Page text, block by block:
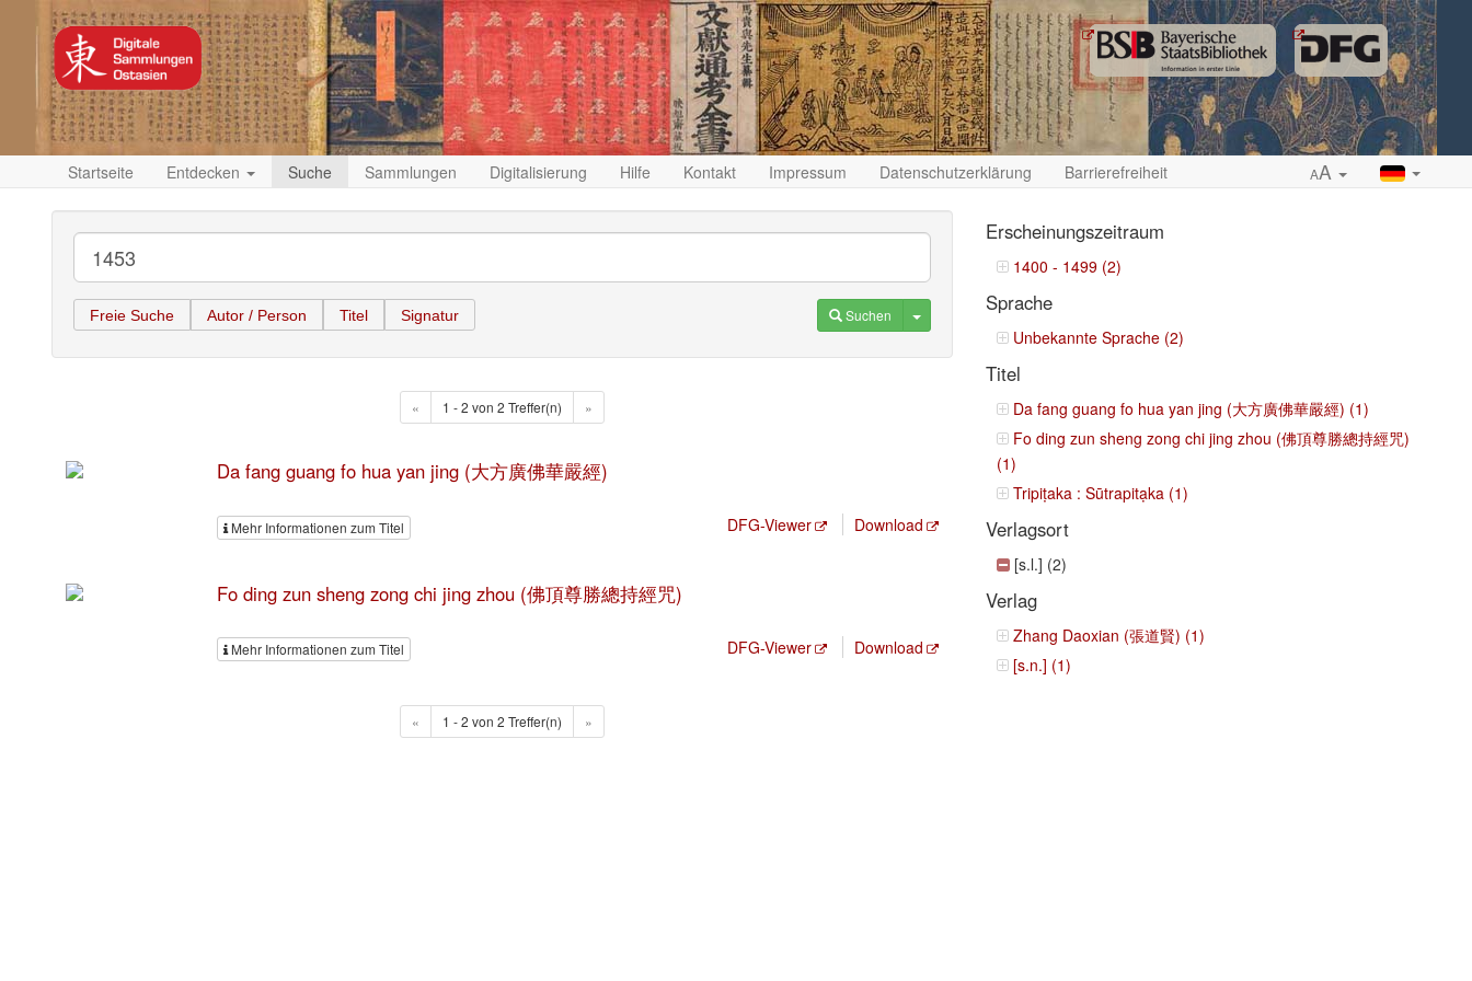
Startseite Entdecken Suche Sammlungen Digitalisierung Hilfe Kontakt Impressum Datenschutzerklärung Barrierefreiheit AA
Freie Suche Autor / Person Titel Signatur Suchen Toggle Dropdown
« 1 - 2 von 2 Treffer(n) »
Da fang guang fo hua yan jing (大方廣佛華嚴經)
Mehr Informationen zum Titel DFG-Viewer Download
Fo ding zun sheng zong chi jing zhou (佛頂尊勝總持經咒)
Mehr Informationen zum Titel DFG-Viewer Download
« 1 - 2 von 2 Treffer(n) »
Erscheinungszeitraum
1400 - 1499 (2)
Sprache
Unbekannte Sprache (2)
Titel
Da fang guang fo hua yan jing (大方廣佛華嚴經) (1)
Fo ding zun sheng zong chi jing zhou (佛頂尊勝總持經咒)
(1)
Tripiṭaka : Sūtrapitạka (1)
Verlagsort
[s.l.] (2)
Verlag
Zhang Daoxian (張道賢) (1)
[s.n.] (1)